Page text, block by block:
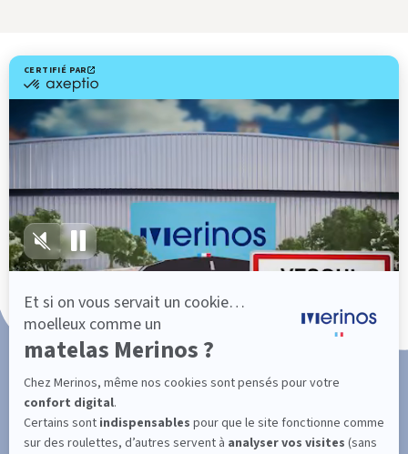
Livraison gratuite
Fabrication Française
101 nuits d'essai*
Paiement en 3x ou 4x sans frais